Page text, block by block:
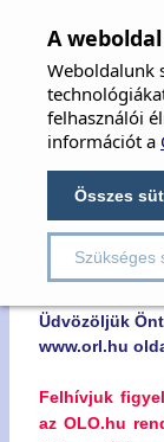
Hungarian
Kedves
Üdvözöljük
www.orl.hu
Felhívjuk
az OLO.hu
A
Weboldalunk
felhasználói
információt a
Összes
Szükséges